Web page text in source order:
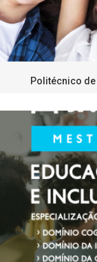
Politécnico